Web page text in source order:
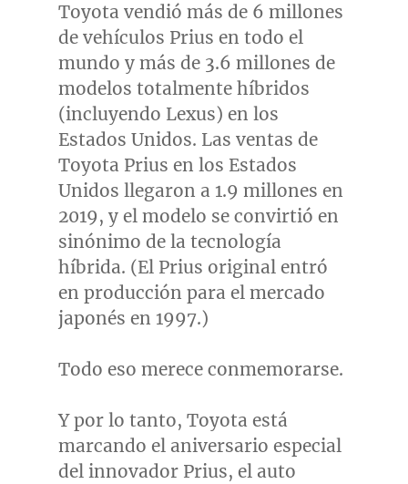
Toyota vendió más de 6 millones
de vehículos Prius en todo el
mundo y más de 3.6 millones de
modelos totalmente híbridos
(incluyendo Lexus) en los
Estados Unidos. Las ventas de
Toyota Prius en los Estados
Unidos llegaron a 1.9 millones en
2019, y el modelo se convirtió en
sinónimo de la tecnología
híbrida. (El Prius original entró
en producción para el mercado
japonés en 1997.)
Todo eso merece conmemorarse.
Y por lo tanto, Toyota está
marcando el aniversario especial
del innovador Prius, el auto